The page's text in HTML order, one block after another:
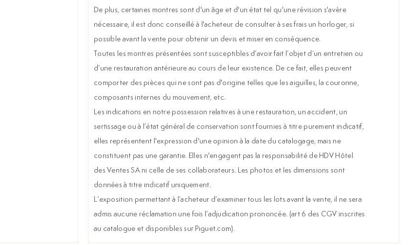
De plus, certaines montres sont d'un âge et d'un état tel qu'une révision s'avère
nécessaire, il est donc conseillé à l'acheteur de consulter à ses frais un horloger, si
possible avant la vente pour obtenir un devis et miser en conséquence.
Toutes les montres présentées sont susceptibles d’avoir fait l’objet d’un entretien ou
d’une restauration antérieure au cours de leur existence. De ce fait, elles peuvent
comporter des pièces qui ne sont pas d'origine telles que les aiguilles, la couronne,
composants internes du mouvement, etc.
Les indications en notre possession relatives à une restauration, un accident, un
sertissage ou à l’état général de conservation sont fournies à titre purement indicatif,
elles représentent l'expression d'une opinion à la date du catalogage, mais ne
constituent pas une garantie. Elles n'engagent pas la responsabilité de HDV Hôtel
des Ventes SA ni celle de ses collaborateurs. Les photos et les dimensions sont
données à titre indicatif uniquement.
L’exposition permettant à l’acheteur d’examiner tous les lots avant la vente, il ne sera
admis aucune réclamation une fois l’adjudication prononcée. (art 6 des CGV inscrites
au catalogue et disponibles sur Piguet.com).